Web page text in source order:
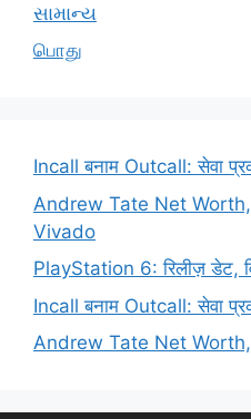
સામાન્ય
பொது
Incall बनाम Outcall: सेवा
Andrew Tate Net
Vivado
PlayStation 6: रिलीज़ डेट,
Incall बनाम Outcall: सेवा
Andrew Tate Net